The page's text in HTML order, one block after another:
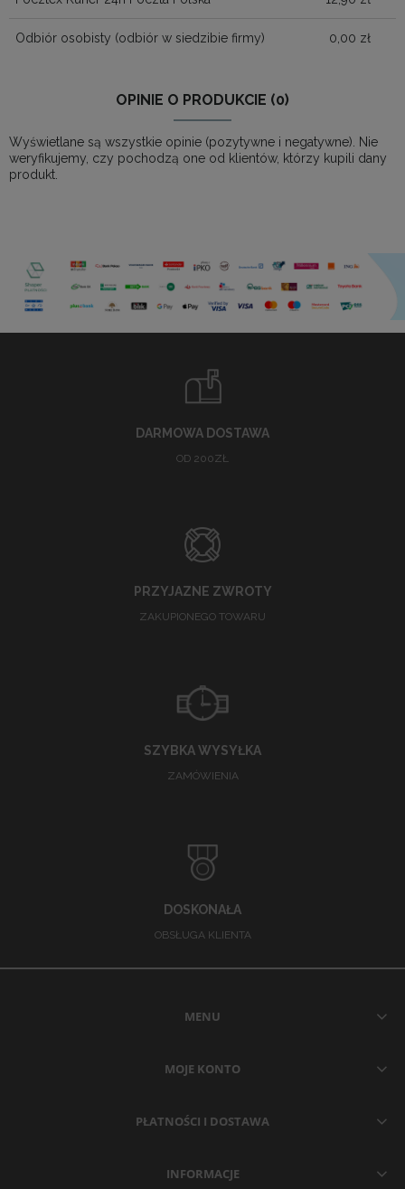
Odbiór osobisty (odbiór w siedzibie firmy) 0,00 zł
OPINIE O PRODUKCIE (0)
Wyświetlane są wszystkie opinie (pozytywne i negatywne). Nie
weryfikujemy, czy pochodzą one od klientów, którzy kupili dany
produkt.
DARMOWA DOSTAWA
OD 200ZŁ
PRZYJAZNE ZWROTY
ZAKUPIONEGO TOWARU
SZYBKA WYSYŁKA
ZAMÓWIENIA
DOSKONAŁA
OBSŁUGA KLIENTA
MENU
MOJE KONTO
PŁATNOŚCI I DOSTAWA
INFORMACJE